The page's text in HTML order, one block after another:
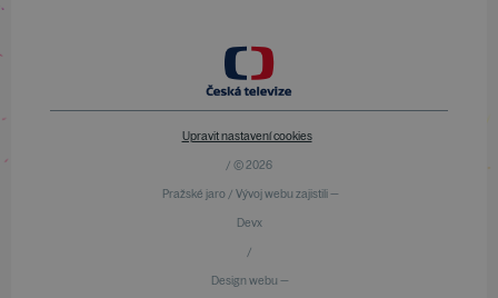
Upravit nastavení cookies
/ © 2026
Pražské jaro / Vývoj webu zajistili —
Devx
/
Design webu —